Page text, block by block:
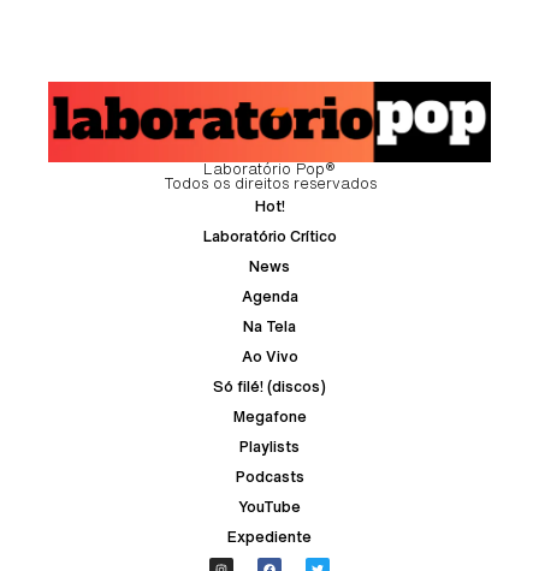
Laboratório Pop®
Todos os direitos reservados
Hot!
Laboratório Crítico
News
Agenda
Na Tela
Ao Vivo
Só filé! (discos)
Megafone
Playlists
Podcasts
YouTube
Expediente